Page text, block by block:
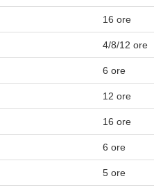
16 ore
4/8/12 ore
6 ore
12 ore
16 ore
6 ore
5 ore